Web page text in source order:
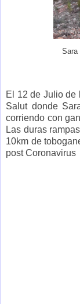
Sara
El 12 de Julio de
Salut donde
corriendo con
Las duras
10km de
post Coronavirus